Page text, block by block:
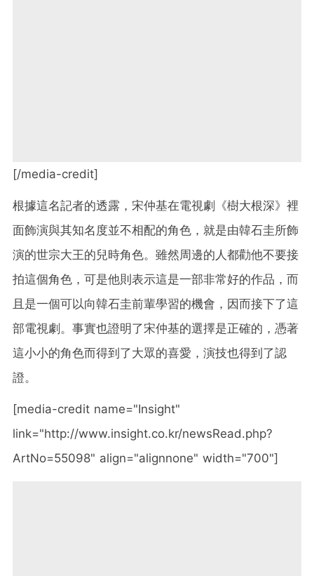
[/media-credit]
根據這名記者的透露，宋仲基在電視劇《樹大根深》裡
面飾演與其知名度並不相配的角色，就是由韓石圭所飾
演的世宗大王的兒時角色。雖然周邊的人都勸他不要接
拍這個角色，可是他則表示這是一部非常好的作品，而
且是一個可以向韓石圭前輩學習的機會，因而接下了這
部電視劇。事實也證明了宋仲基的選擇是正確的，憑著
這小小的角色而得到了大眾的喜愛，演技也得到了認
證。
[media-credit name="Insight"
link="http://www.insight.co.kr/newsRead.php?
ArtNo=55098" align="alignnone" width="700"]